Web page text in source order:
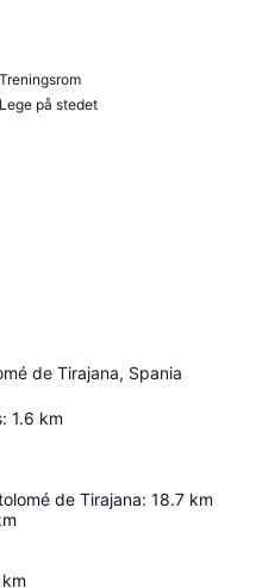
Treningsrom
Lege på stedet
de Tirajana, Spania
: 1.6 km
de Tirajana: 18.7 km
km